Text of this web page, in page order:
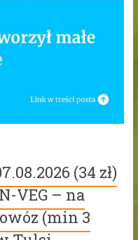
(34 zł)
VEG – na
(min 3